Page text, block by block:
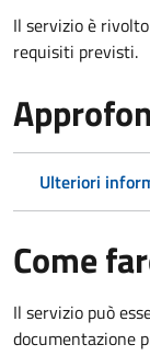
Il servizio è
requisiti previsti.
Ulteriori
Come
Il servizio può
documentazione